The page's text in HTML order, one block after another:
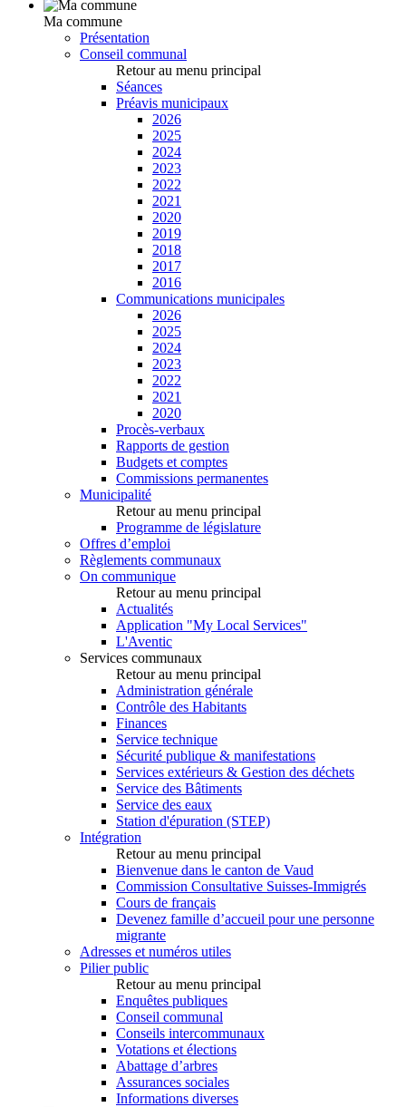
Ma commune
Présentation
Conseil communal
Retour au menu principal
Séances
Préavis municipaux
2026
2025
2024
2023
2022
2021
2020
2019
2018
2017
2016
Communications municipales
2026
2025
2024
2023
2022
2021
2020
Procès-verbaux
Rapports de gestion
Budgets et comptes
Commissions permanentes
Municipalité
Retour au menu principal
Programme de législature
Offres d’emploi
Règlements communaux
On communique
Retour au menu principal
Actualités
Application "My Local Services"
L'Aventic
Services communaux
Retour au menu principal
Administration générale
Contrôle des Habitants
Finances
Service technique
Sécurité publique & manifestations
Services extérieurs & Gestion des déchets
Service des Bâtiments
Service des eaux
Station d'épuration (STEP)
Intégration
Retour au menu principal
Bienvenue dans le canton de Vaud
Commission Consultative Suisses-Immigrés
Cours de français
Devenez famille d’accueil pour une personne
migrante
Adresses et numéros utiles
Pilier public
Retour au menu principal
Enquêtes publiques
Conseil communal
Conseils intercommunaux
Votations et élections
Abattage d’arbres
Assurances sociales
Informations diverses